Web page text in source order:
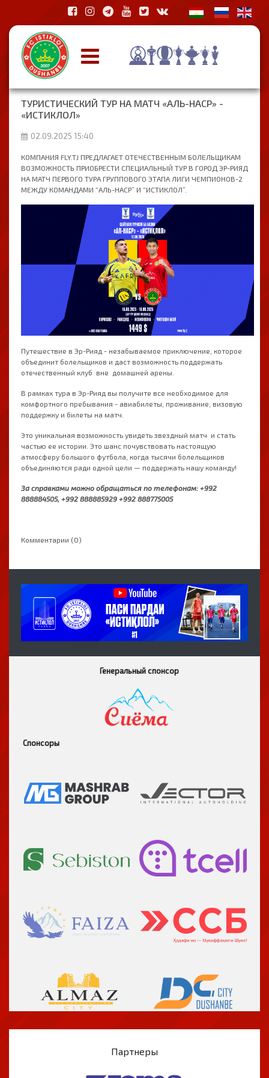
ТУРИСТИЧЕСКИЙ ТУР НА МАТЧ «АЛЬ-НАСР» -
«ИСТИКЛОЛ»
02.09.2025 15:40
КОМПАНИЯ FLY.TJ ПРЕДЛАГАЕТ ОТЕЧЕСТВЕННЫМ БОЛЕЛЬЩИКАМ
ВОЗМОЖНОСТЬ ПРИОБРЕСТИ СПЕЦИАЛЬНЫЙ ТУР В ГОРОД ЭР-РИЯД
НА МАТЧ ПЕРВОГО ТУРА ГРУППОВОГО ЭТАПА ЛИГИ ЧЕМПИОНОВ-2
МЕЖДУ КОМАНДАМИ “АЛЬ-НАСР” И “ИСТИКЛОЛ”.
Путешествие в Эр-Рияд - незабываемое приключение, которое
объединит болельщиков и даст возможность поддержать
отечественный клуб вне домашней арены.
В рамках тура в Эр-Рияд вы получите все необходимое для
комфортного пребывания - авиабилеты, проживание, визовую
поддержку и билеты на матч.
Это уникальная возможность увидеть звездный матч и стать
частью ее истории. Это шанс почувствовать настоящую
атмосферу большого футбола, когда тысячи болельщиков
объединяются ради одной цели — поддержать нашу команду!
За справками можно обращаться по телефонам: +992
888884505, +992 888885929 +992 888775005
Комментарии (0)
Генеральный спонсор
Спонсоры
Партнеры